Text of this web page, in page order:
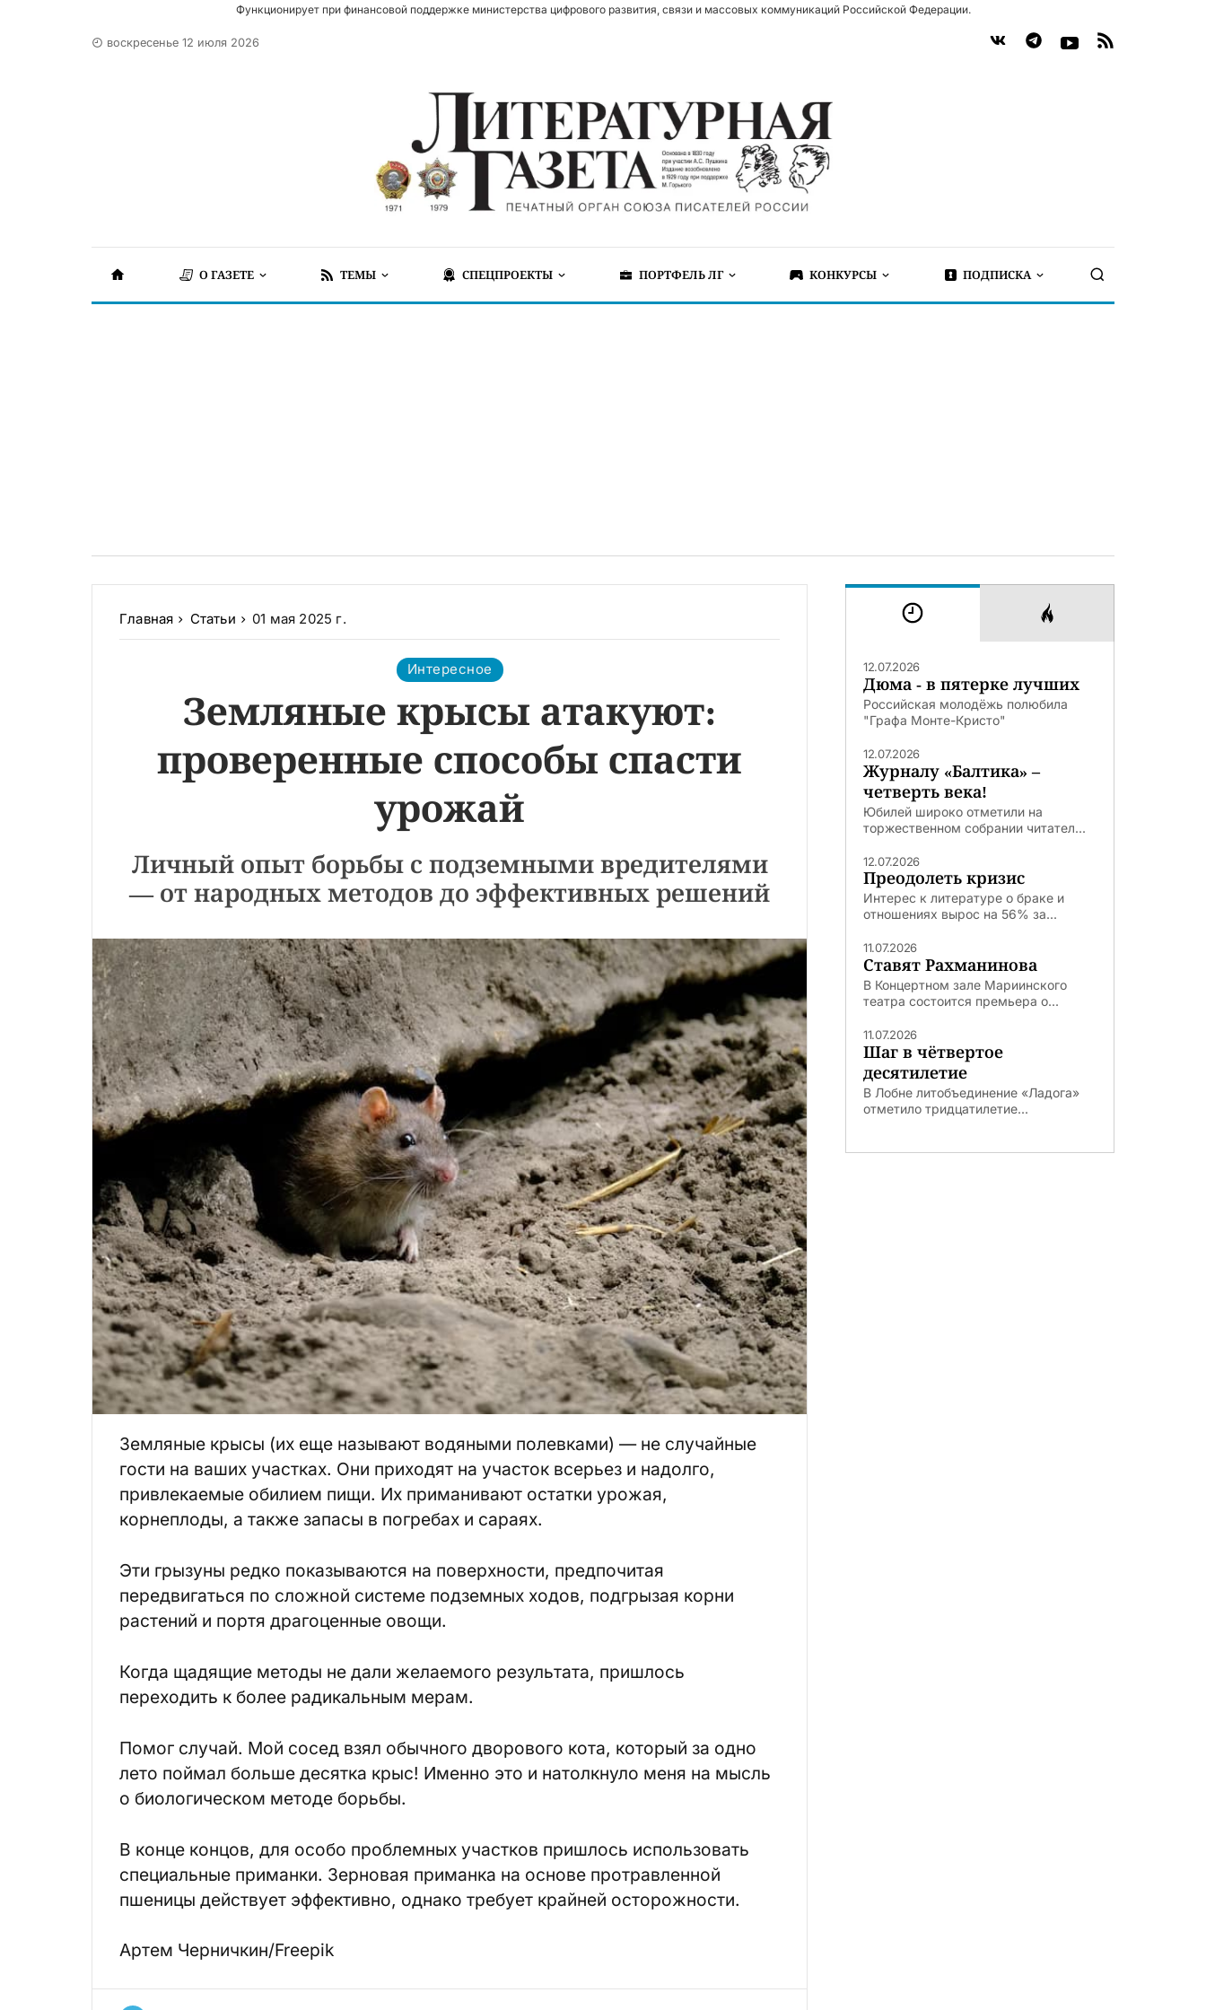
Функционирует при финансовой поддержке министерства цифрового развития, связи и массовых коммуникаций Российской Федерации.
воскресенье 12 июля 2026
О ГАЗЕТЕ ТЕМЫ СПЕЦПРОЕКТЫ ПОРТФЕЛЬ ЛГ КОНКУРСЫ ПОДПИСКА
Главная Статьи 01 мая 2025 г.
Интересное
Земляные крысы атакуют:
проверенные способы спасти
урожай
Личный опыт борьбы с подземными вредителями
— от народных методов до эффективных решений
Земляные крысы (их еще называют водяными полевками) — не случайные
гости на ваших участках. Они приходят на участок всерьез и надолго,
привлекаемые обилием пищи. Их приманивают остатки урожая,
корнеплоды, а также запасы в погребах и сараях.
Эти грызуны редко показываются на поверхности, предпочитая
передвигаться по сложной системе подземных ходов, подгрызая корни
растений и портя драгоценные овощи.
Когда щадящие методы не дали желаемого результата, пришлось
переходить к более радикальным мерам.
Помог случай. Мой сосед взял обычного дворового кота, который за одно
лето поймал больше десятка крыс! Именно это и натолкнуло меня на мысль
о биологическом методе борьбы.
В конце концов, для особо проблемных участков пришлось использовать
специальные приманки. Зерновая приманка на основе протравленной
пшеницы действует эффективно, однако требует крайней осторожности.
Артем Черничкин/Freepik
12.07.2026
Дюма - в пятерке лучших
Российская молодёжь полюбила
"Графа Монте-Кристо"
12.07.2026
Журналу «Балтика» –
четверть века!
Юбилей широко отметили на
торжественном собрании читател...
12.07.2026
Преодолеть кризис
Интерес к литературе о браке и
отношениях вырос на 56% за...
11.07.2026
Ставят Рахманинова
В Концертном зале Мариинского
театра состоится премьера о...
11.07.2026
Шаг в чётвертое
десятилетие
В Лобне литобъединение «Ладога»
отметило тридцатилетие...